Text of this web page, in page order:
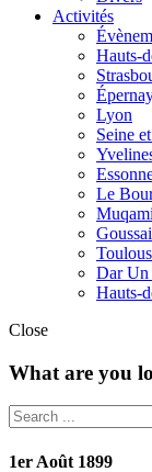
Activités
Hauts-
Lyon
Seine
Le
Muqami
Dar
Hauts-
Close
What are you
1er Août 1899